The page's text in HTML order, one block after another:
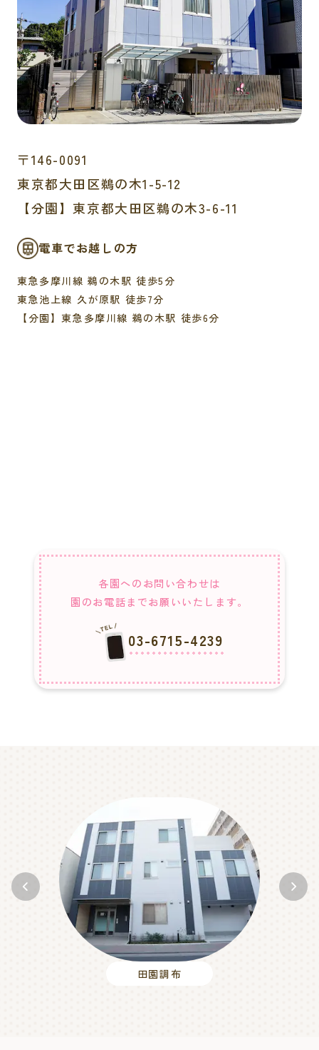
〒146-0091
東京都大田区鵜の木1-5-12
【分園】東京都大田区鵜の木3-6-11
電車でお越しの方
東急多摩川線 鵜の木駅 徒歩5分
東急池上線 久が原駅 徒歩7分
【分園】東急多摩川線 鵜の木駅 徒歩6分
各園へのお問い合わせは
園のお電話までお願いいたします。
03-6715-4239
田園調布